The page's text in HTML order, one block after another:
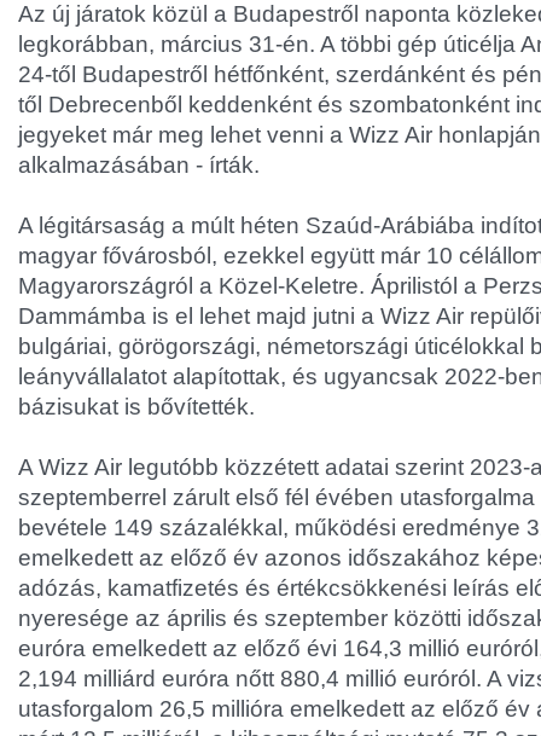
Az új járatok közül a Budapestről naponta
legkorábban, március 31-én. A többi gép úticélja
24-től Budapestről hétfőnként, szerdánként és
től Debrecenből keddenként és szombatonként
jegyeket már meg lehet venni a Wizz Air
alkalmazásában - írták.
A légitársaság a múlt héten Szaúd-Arábiába
magyar fővárosból, ezekkel együtt már 10
Magyarországról a Közel-Keletre. Áprilistól a
Dammámba is el lehet majd jutni a Wizz Air
bulgáriai, görögországi, németországi úticélokkal
leányvállalatot alapítottak, és ugyancsak 2022-
bázisukat is bővítették.
A Wizz Air legutóbb közzétett adatai szerint
szeptemberrel zárult első fél évében
bevétele 149 százalékkal, működési eredménye
emelkedett az előző év azonos időszakához
adózás, kamatfizetés és értékcsökkenési leírás
nyeresége az április és szeptember közötti
euróra emelkedett az előző évi 164,3 millió
2,194 milliárd euróra nőtt 880,4 millió euróról. A
utasforgalom 26,5 millióra emelkedett az előző